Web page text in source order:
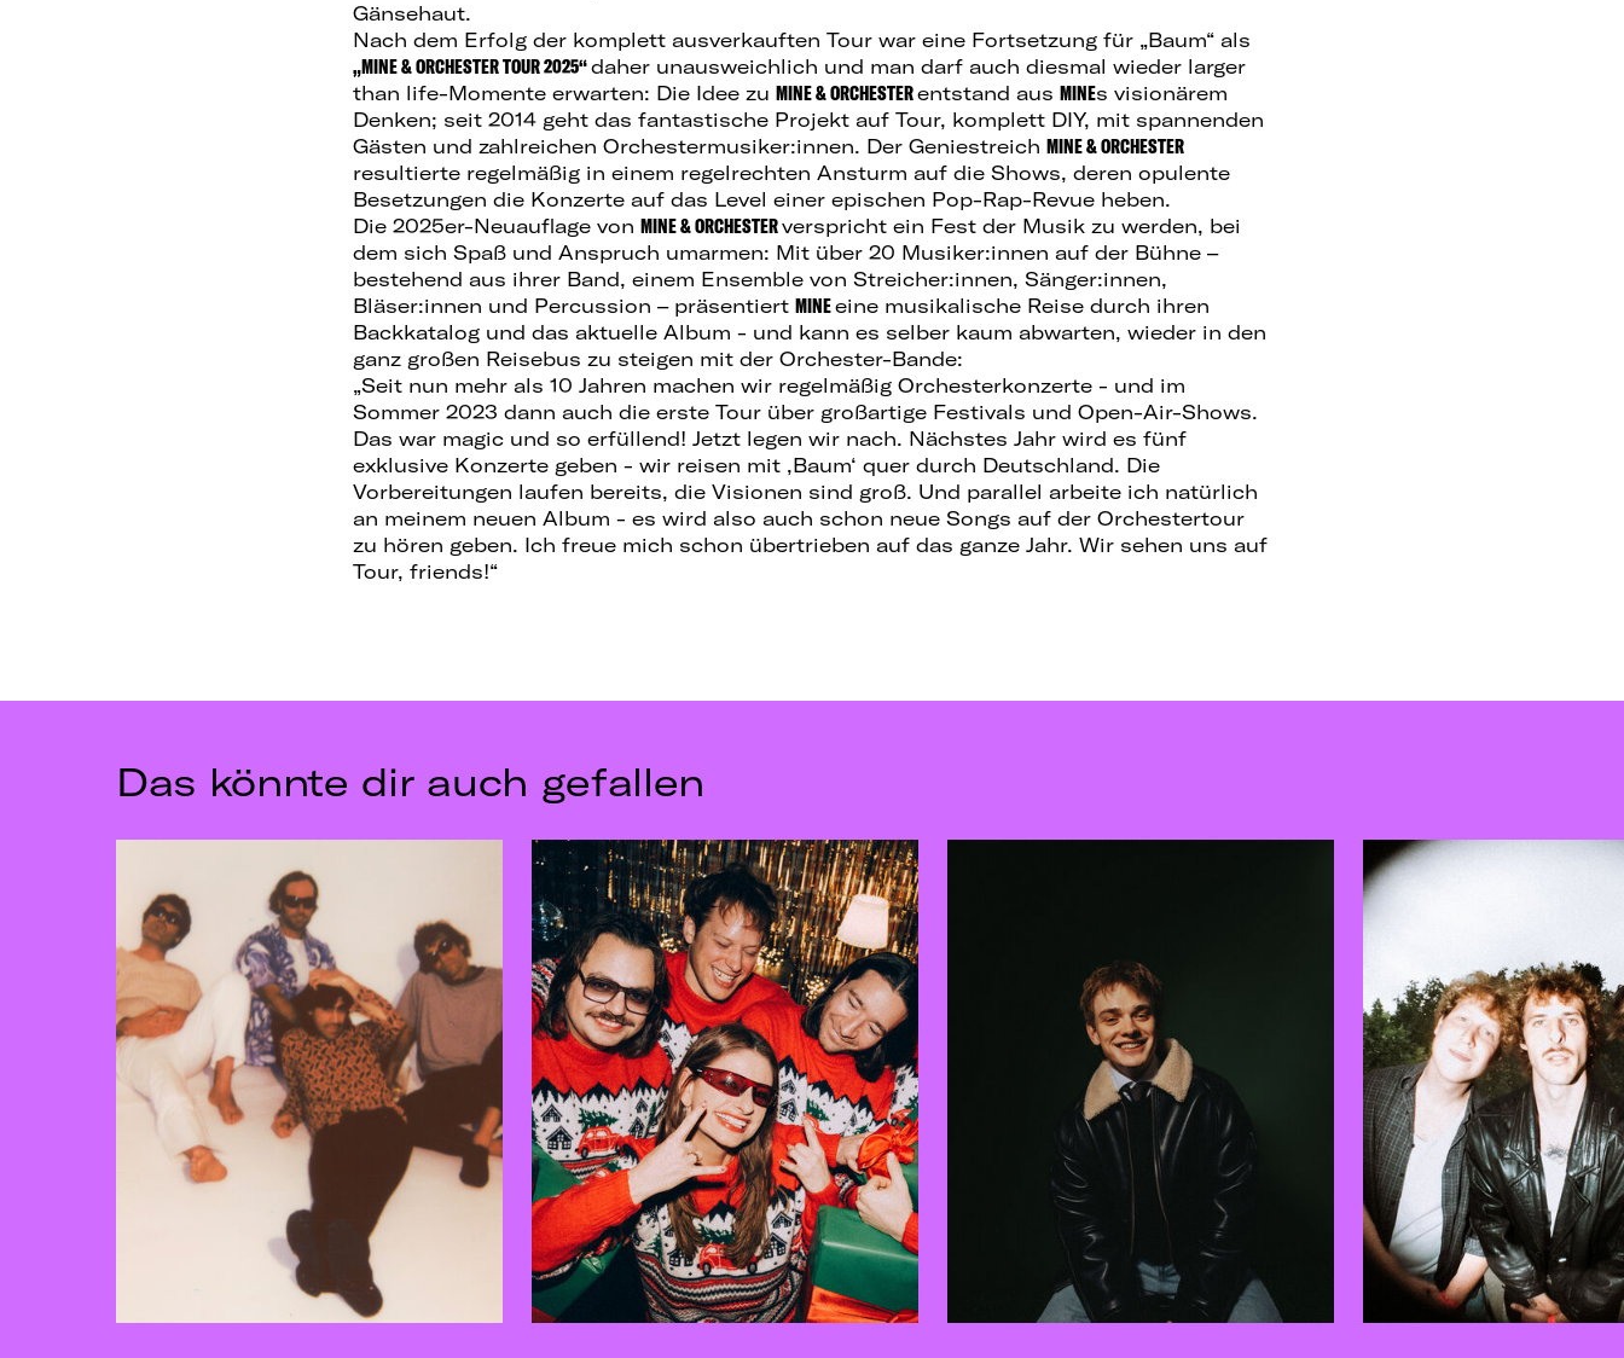
Gänsehaut.
Nach dem Erfolg der komplett ausverkauften Tour war eine Fortsetzung für „Baum“ als
„MINE & ORCHESTER TOUR 2025“daher unausweichlich und man darf auch diesmal wieder larger
than life-Momente erwarten: Die Idee zu MINE & ORCHESTERentstand aus MINEs visionärem
Denken; seit 2014 geht das fantastische Projekt auf Tour, komplett DIY, mit spannenden
Gästen und zahlreichen Orchestermusiker:innen. Der Geniestreich MINE & ORCHESTER
resultierte regelmäßig in einem regelrechten Ansturm auf die Shows, deren opulente
Besetzungen die Konzerte auf das Level einer epischen Pop-Rap-Revue heben.
Die 2025er-Neuauflage von MINE & ORCHESTERverspricht ein Fest der Musik zu werden, bei
dem sich Spaß und Anspruch umarmen: Mit über 20 Musiker:innen auf der Bühne –
bestehend aus ihrer Band, einem Ensemble von Streicher:innen, Sänger:innen,
Bläser:innen und Percussion – präsentiert MINEeine musikalische Reise durch ihren
Backkatalog und das aktuelle Album - und kann es selber kaum abwarten, wieder in den
ganz großen Reisebus zu steigen mit der Orchester-Bande:
„Seit nun mehr als 10 Jahren machen wir regelmäßig Orchesterkonzerte - und im
Sommer 2023 dann auch die erste Tour über großartige Festivals und Open-Air-Shows.
Das war magic und so erfüllend! Jetzt legen wir nach. Nächstes Jahr wird es fünf
exklusive Konzerte geben - wir reisen mit ‚Baum‘ quer durch Deutschland. Die
Vorbereitungen laufen bereits, die Visionen sind groß. Und parallel arbeite ich natürlich
an meinem neuen Album - es wird also auch schon neue Songs auf der Orchestertour
zu hören geben. Ich freue mich schon übertrieben auf das ganze Jahr. Wir sehen uns auf
Tour, friends!“
Das könnte dir auch gefallen